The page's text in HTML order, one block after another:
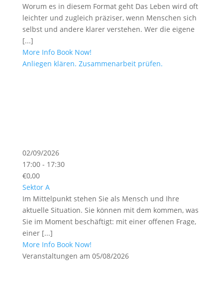
Worum es in diesem Format geht Das Leben wird oft
leichter und zugleich präziser, wenn Menschen sich
selbst und andere klarer verstehen. Wer die eigene
[...]
More Info Book Now!
Anliegen klären. Zusammenarbeit prüfen.
02/09/2026
17:00 - 17:30
€0,00
Sektor A
Im Mittelpunkt stehen Sie als Mensch und Ihre
aktuelle Situation. Sie können mit dem kommen, was
Sie im Moment beschäftigt: mit einer offenen Frage,
einer [...]
More Info Book Now!
Veranstaltungen am 05/08/2026